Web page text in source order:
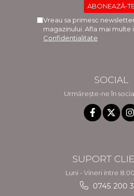
Vreau sa primesc
magazinului. Afla mai multe
Confidentialitate
SOCIAL
Urmărește-ne în
SUPORT
Luni - Vineri intre
0745 200